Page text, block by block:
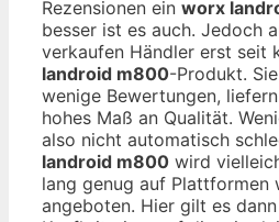
Rezensionen ein worx
besser ist es auch. Jedoch
verkaufen Händler erst seit
landroid m800-Produkt.
wenige Bewertungen,
hohes Maß an Qualität.
also nicht automatisch
landroid m800 wird
lang genug auf Plattformen
angeboten. Hier gilt es